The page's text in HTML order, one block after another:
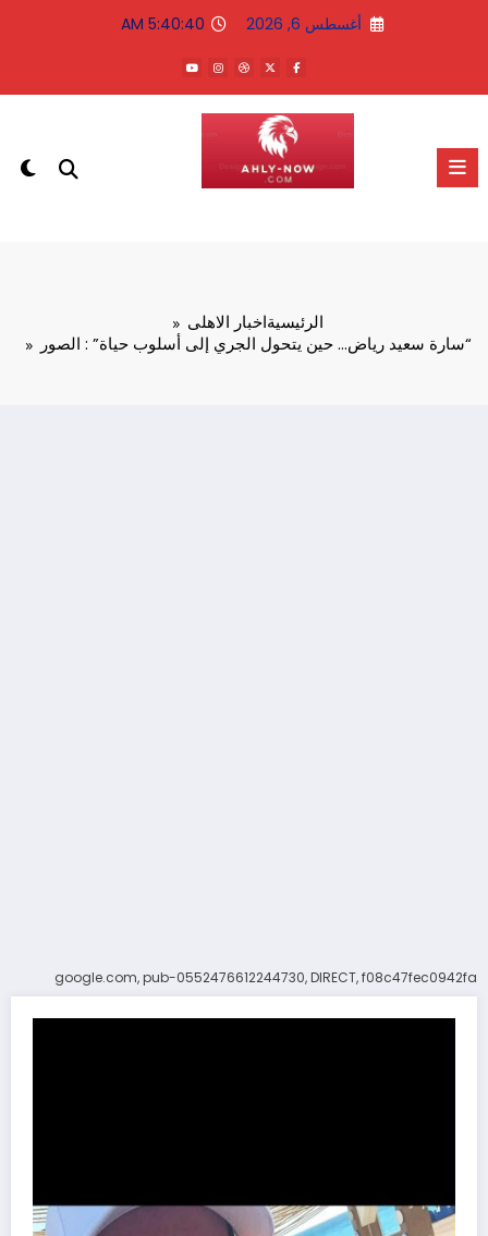
أغسطس 6, 2026 5:40:41 AM
الرئيسيةاخبار الاهلى
“سارة سعيد رياض… حين يتحول الجري إلى أسلوب حياة” : الصور
google.com, pub-0552476612244730, DIRECT, f08c47fec0942fa